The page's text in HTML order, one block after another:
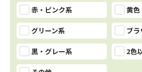
赤・ピンク系 黄色
グリーン系 ブ
黒・グレー系 2色